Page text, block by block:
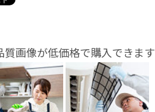
質画像が低価格で購入できます